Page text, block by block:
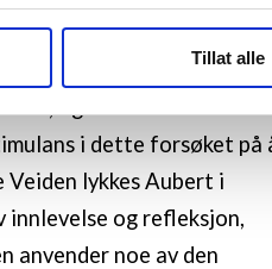
informasjonskapsler (cookies)
og utarbeide statistikk.
Tillat alle
med
øve seg i naivitet, i
i dette forsøket på
lykkes Aubert i
og refleksjon,
anvender noe av den